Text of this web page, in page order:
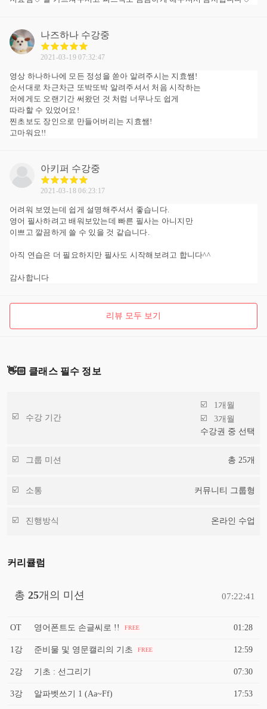
나즈하나 수강중
2021-03-19 07:32:47
영상 하나하나에 모든 정성을 쏟아 알려주시는 지효쌤!
순서대로 차근차근 또박또박 알려주셔서 처음 시작하는
저에게도 오랜기간 써왔던 것 처럼 너무나도 쉽게
따라할 수 있었어요!
찐초보도 장인으로 만들어버리는 지효쌤!
고마워요!!
아키퍼 수강중
2021-03-18 06:23:17
어려워 보였는데 쉽게 설명해주셔서 좋습니다.
영어 필사하려고 배워보았는데 빠른 필사는 아니지만
이쁘고 깔끔하게 쓸 수 있을 것 같습니다.
아직 연습은 더 필요하지만 필사도 시작해보려고 합니다^^
감사합니다
리뷰 모두 보기
👋🏻 클래스 필수 정보
수강 기간
1개월
3개월
수강권 중 선택
그룹 미션 총 25개
소통 커뮤니티 그룹형
진행방식 온라인 수업
커리큘럼
총 25개의 미션 07:22:41
OT 영어폰트도 손글씨로 !! FREE 01:28
1강 준비물 및 영문캘리의 기초 FREE 12:59
2강 기초 : 선그리기 07:30
3강 알파벳쓰기 1 (Aa~Ff) 17:53